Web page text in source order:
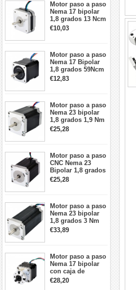
Motor paso a paso
Nema 17 bipolar
1,8 grados 13 Ncm
1A 3,5 V
42x42x20mm 4
€10,03
Motor paso a paso
Nema 17 Bipolar
1,8 grados 59Ncm
2A 42x48mm 4
cables compatible
€12,83
Motor paso a paso
Nema 23 bipolar
1,8 grados 1,9 Nm
2,8 A 3,2 V
57x57x76mm 4
€25,28
Motor paso a paso
CNC Nema 23
Bipolar 1,8 grados
1,9 Nm 3A 3,36 V
57x57x76mm 4
€25,28
Motor paso a paso
Nema 23 bipolar
1,8 grados 3 Nm
4,2A 57x57x114mm
motor paso a paso
€33,89
Motor paso a paso
Nema 17 bipolar
con caja de
cambios planetaria
5:1 longitud 33mm
€28,20